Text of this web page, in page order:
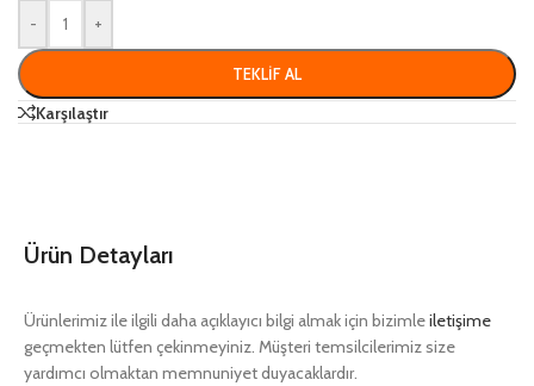
- +
TEKLIF AL
Karşılaştır
Ürün Detayları
Ürünlerimiz ile ilgili daha açıklayıcı bilgi almak için bizimleiletişime
geçmekten lütfen çekinmeyiniz. Müşteri temsilcilerimiz size
yardımcı olmaktan memnuniyet duyacaklardır.